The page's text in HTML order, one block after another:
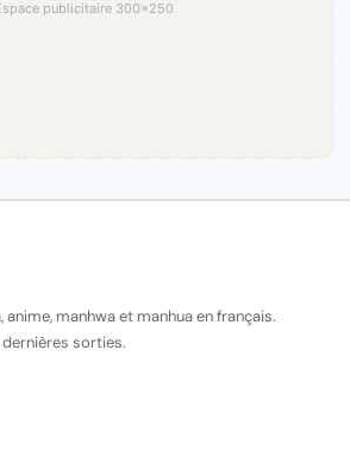
publicitaire 300×250
manhwa et manhua en français.
sorties.